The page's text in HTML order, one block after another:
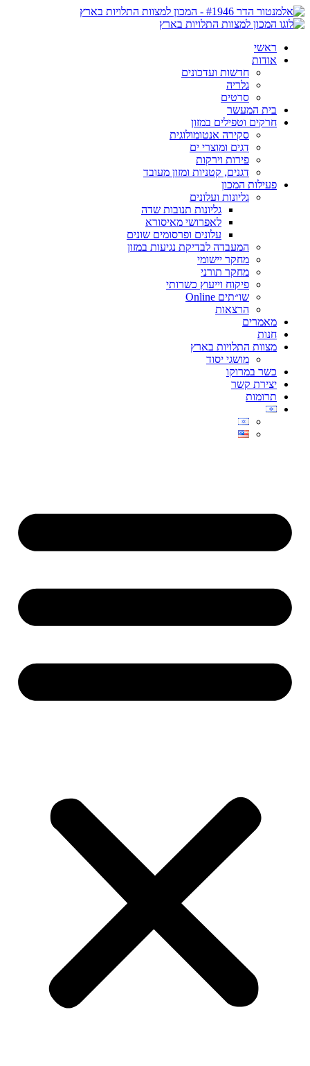
ראשי
אודות
חדשות ועדכונים
גלריה
סרטים
בית המעשר
חרקים וטפילים במזון
סקירה אנטומולוגית
דגים ומוצרי ים
פירות וירקות
דגנים, קטניות ומזון מעובד
פעילות המכון
גליונות ועלונים
גליונות תנובות שדה
לאפרושי מאיסורא
עלונים ופרסומים שונים
המעבדה לבדיקת נגיעות במזון
מחקר יישומי
מחקר תורני
פיקוח וייעוץ כשרותי
שו״תים Online
הרצאות
מאמרים
חנות
מצוות התלויות בארץ
מושגי יסוד
כשר במרוקו
יצירת קשר
תרומות